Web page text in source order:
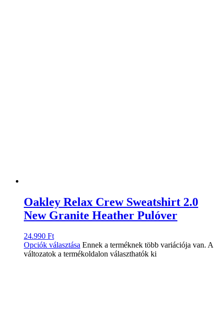
Oakley Relax Crew Sweatshirt 2.0
New Granite Heather Pulóver
24.990 Ft
Opciók választása Ennek a terméknek több variációja van. A
változatok a termékoldalon választhatók ki